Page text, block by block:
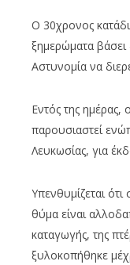
Ο 30χρονος
ξημερώματα βάσει
Αστυνομία να
Εντός της ημέρας,
παρουσιαστεί
Λευκωσίας, για
Υπενθυμίζεται
θύμα είναι
καταγωγής, της
ξυλοκοπήθηκε